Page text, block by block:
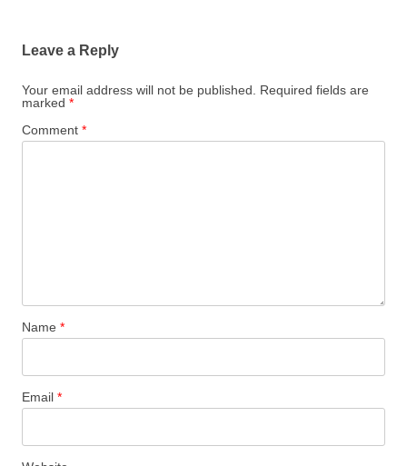
Leave a Reply
Your email address will not be published.
Required fields are
marked *
Comment *
Name *
Email *